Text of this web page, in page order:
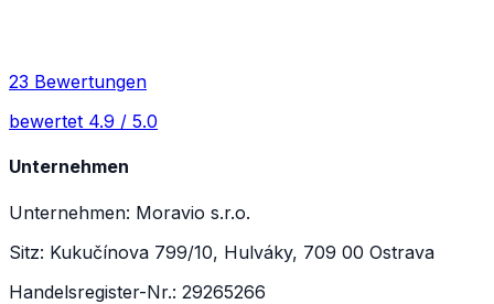
23 Bewertungen
bewertet 4.9 / 5.0
Unternehmen
Unternehmen: Moravio s.r.o.
Sitz: Kukučínova 799/10, Hulváky, 709 00 Ostrava
Handelsregister-Nr.: 29265266